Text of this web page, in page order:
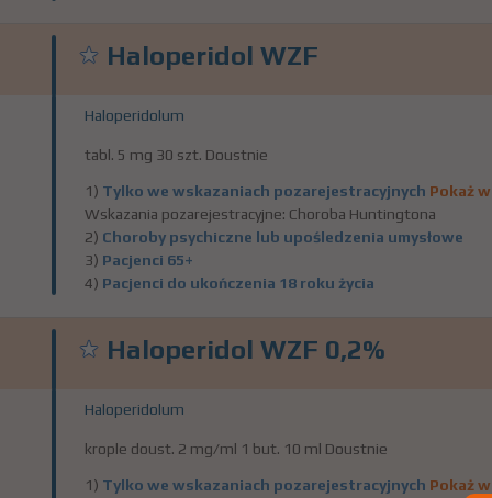
Haloperidol WZF
Haloperidolum
tabl. 5 mg 30 szt. Doustnie
1) Tylko we wskazaniach pozarejestracyjnych Pokaż
Wskazania pozarejestracyjne: Choroba Huntingtona
2) Choroby psychiczne lub upośledzenia umysłowe
3) Pacjenci 65+
4) Pacjenci do ukończenia 18 roku życia
Haloperidol WZF 0,2%
Haloperidolum
krople doust. 2 mg/ml 1 but. 10 ml Doustnie
1) Tylko we wskazaniach pozarejestracyjnych Pokaż